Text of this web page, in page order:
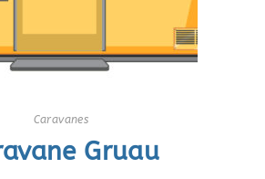
Caravanes
Gruau